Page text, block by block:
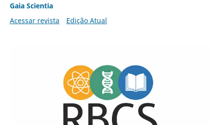
Gaia Scientia
Acessar revista
Edição Atual